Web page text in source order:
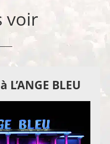
voir
BLEU